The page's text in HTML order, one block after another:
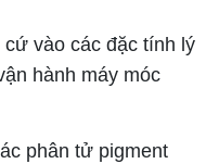
vào các đặc tính lý
hành máy móc
phân tử pigment